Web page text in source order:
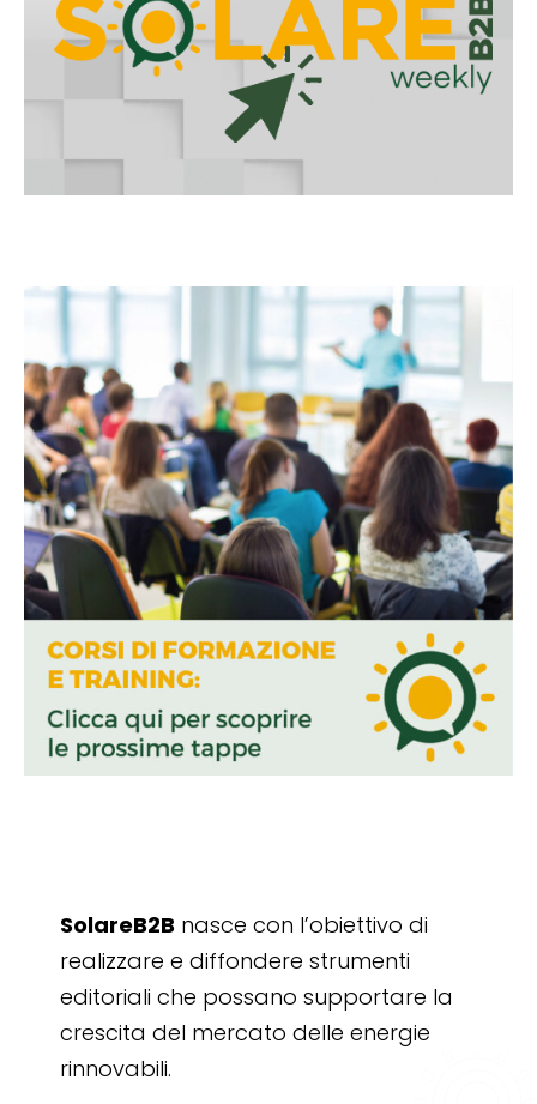
SolareB2B nasce con l’obiettivo di
realizzare e diffondere strumenti
editoriali che possano supportare la
crescita del mercato delle energie
rinnovabili.